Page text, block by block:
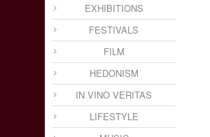
EXHIBITIONS
FESTIVALS
FILM
HEDONISM
IN VINO VERITAS
LIFESTYLE